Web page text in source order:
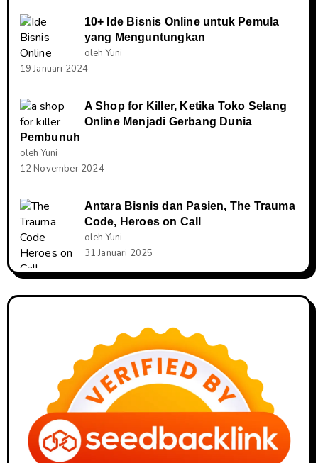
10+ Ide Bisnis Online untuk Pemula
yang Menguntungkan
oleh Yuni
19 Januari 2024
A Shop for Killer, Ketika Toko Selang
Online Menjadi Gerbang Dunia
Pembunuh
oleh Yuni
12 November 2024
Antara Bisnis dan Pasien, The Trauma
Code, Heroes on Call
oleh Yuni
31 Januari 2025